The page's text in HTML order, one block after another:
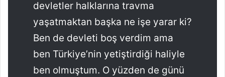
devletler halklarına travma
yaşatmaktan başka ne işe yarar ki?
Ben de devleti boş verdim ama
ben Türkiye’nin yetiştirdiği haliyle
ben olmuştum. O yüzden de günü